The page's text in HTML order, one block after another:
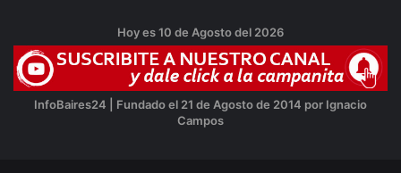
Hoy es 10 de Agosto del 2026
InfoBaires24 | Fundado el 21 de Agosto de 2014 por Ignacio
Campos